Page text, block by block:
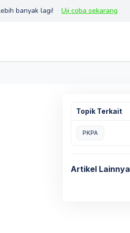
banyak lagi! Uji coba sekarang
Topik Terkait
PKPA
Artikel Lainnya